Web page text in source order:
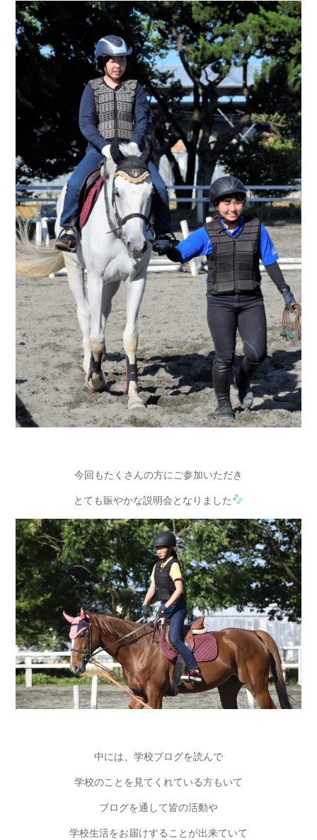
今回もたくさんの方にご参加いただき
とても賑やかな説明会となりました
中には、学校ブログを読んで
学校のことを見てくれている方もいて
ブログを通して皆の活動や
学校生活をお届けすることが出来ていて